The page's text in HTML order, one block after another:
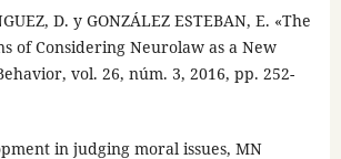
D. y GONZÁLEZ ESTEBAN, E. «The
of Considering Neurolaw as a New
vol. 26, núm. 3, 2016, pp. 252-
in judging moral issues, MN